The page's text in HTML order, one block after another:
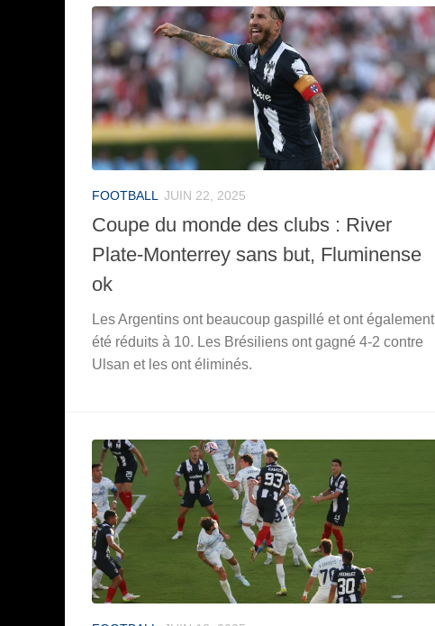
FOOTBALL JUIN 22, 2025
Coupe du monde des clubs : River
Plate-Monterrey sans but, Fluminense
ok
Les Argentins ont beaucoup gaspillé et ont également
été réduits à 10. Les Brésiliens ont gagné 4-2 contre
Ulsan et les ont éliminés.